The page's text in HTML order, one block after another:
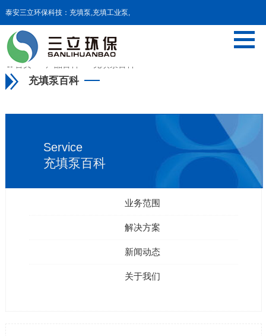
泰安三立环保科技：充填泵,充填工业泵,
污泥料仓,污泥干化等设备
首页
充填泵百科
Service
充填泵百科
业务范围
解决方案
新闻动态
关于我们